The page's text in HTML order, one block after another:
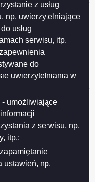
z usług
np. uwierzytelniające
usług
serwisu, itp.
do
uwierzytelniania w
- umożliwiające
z serwisu, np.
itp.;
ustawień, np.
uchwały Rady
określenia
sportu w
Programu
uchwały w
finansowania
uchwały Rady
zmiany uchwały w
i
stypendiów
w Mieście Suwałki